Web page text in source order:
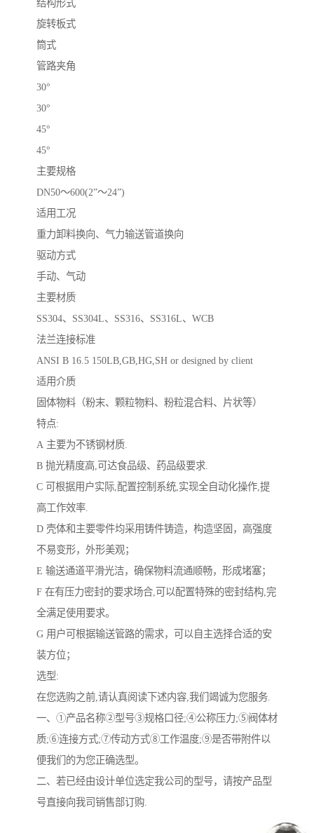
结构形式
旋转板式
筒式
管路夹角
30°
30°
45°
45°
主要规格
DN50～600(2”～24”)
适用工况
重力卸料换向、气力输送管道换向
驱动方式
手动、气动
主要材质
SS304、SS304L、SS316、SS316L、WCB
法兰连接标准
ANSI B 16.5 150LB,GB,HG,SH or designed by client
适用介质
固体物料（粉末、颗粒物料、粉粒混合料、片状等）
特点:
A 主要为不锈钢材质.
B 抛光精度高,可达食品级、药品级要求.
C 可根据用户实际,配置控制系统,实现全自动化操作,提
高工作效率.
D 壳体和主要零件均采用铸件铸造，构造坚固，高强度
不易变形，外形美观；
E 输送通道平滑光洁，确保物料流通顺畅，形成堵塞；
F 在有压力密封的要求场合,可以配置特殊的密封结构,完
全满足使用要求。
G 用户可根据输送管路的需求，可以自主选择合适的安
装方位；
选型:
在您选购之前,请认真阅读下述内容,我们竭诚为您服务.
一、①产品名称②型号③规格口径;④公称压力;⑤阀体材
质;⑥连接方式;⑦传动方式⑧工作温度;⑨是否带附件以
便我们的为您正确选型。
二、若已经由设计单位选定我公司的型号，请按产品型
号直接向我司销售部订购.